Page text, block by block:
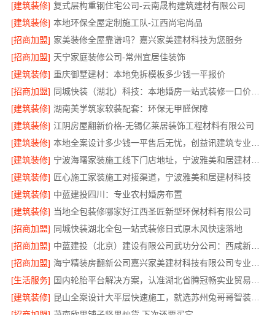
[建筑装修] 复式层构重钢住宅公司-云南晟构建筑建材有限公司
[建筑装修] 本地环保全屋定制施工队-江西尚宅尚品
[招商加盟] 家美装修全屋靠谱吗？嘉兴家美建材科技为您服务
[招商加盟] 天宁家庭装修公司-常州宜居佳装饰
[建筑装修] 重庆御墅建材：本地免拆模板多少钱一平报价
[招商加盟]
同城快装（湖北）科技：本地婚房一站式装修一口价工期保障
[建筑装修] 湖南美学筑家软装配套：环保无甲醛保障
[建筑装修] 江阴房屋翻新价格-无锡亿莱居装饰工程材料有限公司
[建筑装修]
[建筑装修]
宁波海曙家装施工线下门店地址，宁波雅美和居建材科技
[建筑装修] 匠心施工家装施工对接渠道，宁波雅美和居建材科技
[建筑装修] 中蓝建投四川：专业农村婚房布置
[建筑装修] 当地全包装修哪家好江西圣匠新型环保材料有限公司
[招商加盟] 同城快装湖北全包一站式装修日式原木风快速落地
[招商加盟]
中蓝建投（北京）建设有限公司武功分公司：西咸新区全包装修报价
[招商加盟]
[生活服务]
[建筑装修]
昆山全案设计大平层快速施工，就选苏州兔哥哥智装新材料有限公司